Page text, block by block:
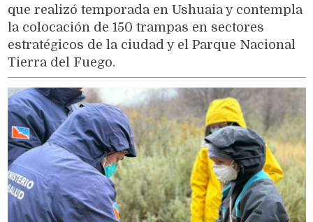
que realizó temporada en Ushuaia y contempla
la colocación de 150 trampas en sectores
estratégicos de la ciudad y el Parque Nacional
Tierra del Fuego.